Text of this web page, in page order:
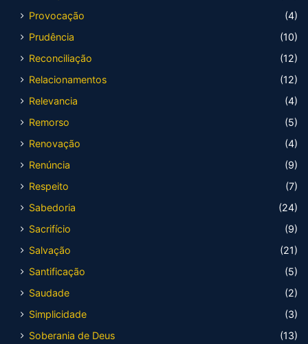
Provocação
(4)
Prudência
(10)
Reconciliação
(12)
Relacionamentos
(12)
Relevancia
(4)
Remorso
(5)
Renovação
(4)
Renúncia
(9)
Respeito
(7)
Sabedoria
(24)
Sacrifício
(9)
Salvação
(21)
Santificação
(5)
Saudade
(2)
Simplicidade
(3)
Soberania de Deus
(13)